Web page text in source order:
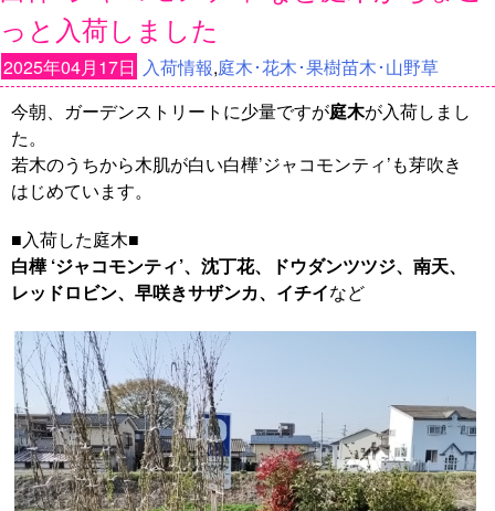
っと入荷しました
2025年04月17日 入荷情報,庭木･花木･果樹苗木･山野草
今朝、ガーデンストリートに少量ですが庭木が入荷しまし
た。
若木のうちから木肌が白い白樺’ジャコモンティ’も芽吹き
はじめています。
■入荷した庭木■
白樺 ‘ジャコモンティ’、沈丁花、ドウダンツツジ、南天、
レッドロビン、早咲きサザンカ、イチイなど